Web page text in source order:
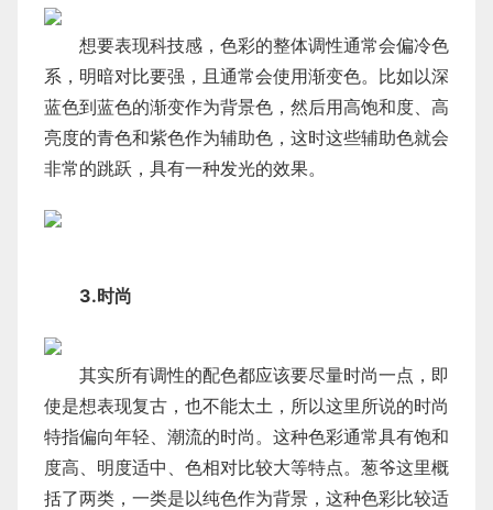
想要表现科技感，色彩的整体调性通常会偏冷色
系，明暗对比要强，且通常会使用渐变色。比如以深
蓝色到蓝色的渐变作为背景色，然后用高饱和度、高
亮度的青色和紫色作为辅助色，这时这些辅助色就会
非常的跳跃，具有一种发光的效果。
3.时尚
其实所有调性的配色都应该要尽量时尚一点，即
使是想表现复古，也不能太土，所以这里所说的时尚
特指偏向年轻、潮流的时尚。这种色彩通常具有饱和
度高、明度适中、色相对比较大等特点。葱爷这里概
括了两类，一类是以纯色作为背景，这种色彩比较适